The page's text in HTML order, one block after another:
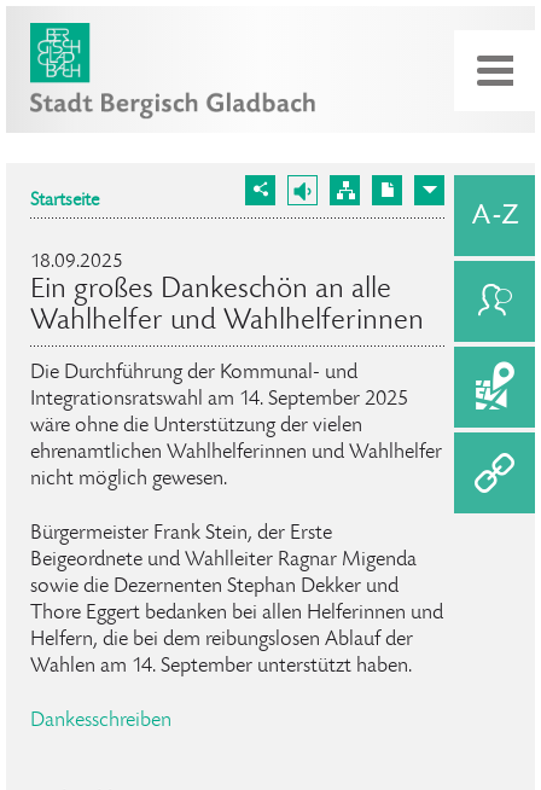
Startseite
18.09.2025
Ein großes Dankeschön an alle
Wahlhelfer und Wahlhelferinnen
Die Durchführung der Kommunal- und
Integrationsratswahl am 14. September 2025
wäre ohne die Unterstützung der vielen
ehrenamtlichen Wahlhelferinnen und Wahlhelfer
nicht möglich gewesen.
Bürgermeister Frank Stein, der Erste
Beigeordnete und Wahlleiter Ragnar Migenda
sowie die Dezernenten Stephan Dekker und
Thore Eggert bedanken bei allen Helferinnen und
Helfern, die bei dem reibungslosen Ablauf der
Wahlen am 14. September unterstützt haben.
Dankesschreiben